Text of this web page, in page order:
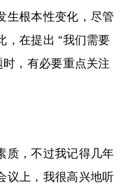
生根本性变化，尽管
，在提出 “我们需要
，有必要重点关注
质，不过我记得几年
议上，我很高兴地听